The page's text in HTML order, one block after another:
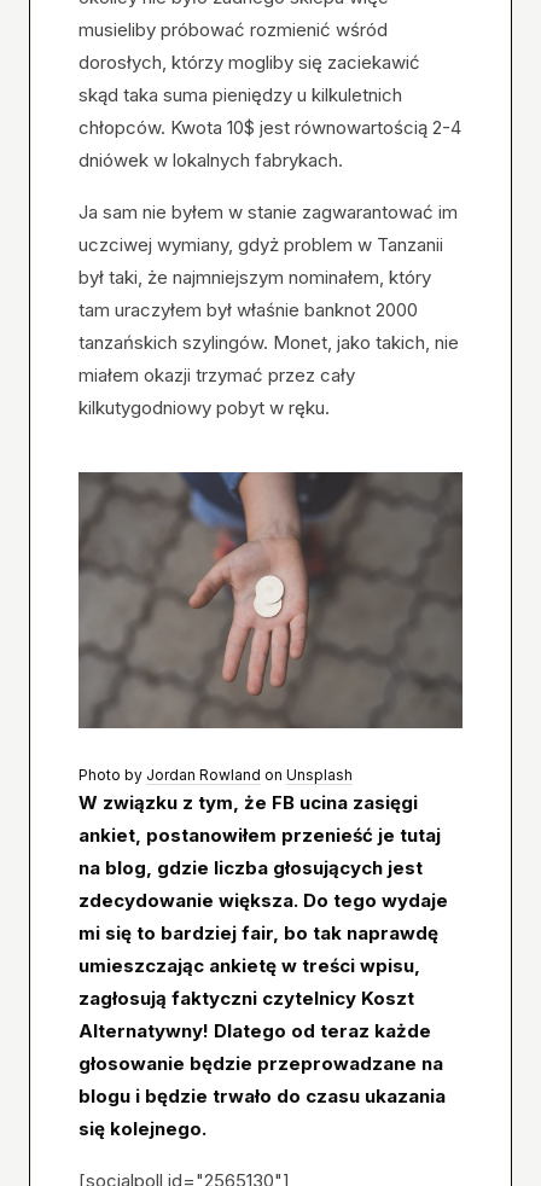
musieliby próbować rozmienić wśród
dorosłych, którzy mogliby się zaciekawić
skąd taka suma pieniędzy u kilkuletnich
chłopców. Kwota 10$ jest równowartością 2-4
dniówek w lokalnych fabrykach.
Ja sam nie byłem w stanie zagwarantować im
uczciwej wymiany, gdyż problem w Tanzanii
był taki, że najmniejszym nominałem, który
tam uraczyłem był właśnie banknot 2000
tanzańskich szylingów. Monet, jako takich, nie
miałem okazji trzymać przez cały
kilkutygodniowy pobyt w ręku.
Photo by Jordan Rowland on Unsplash
W związku z tym, że FB ucina zasięgi
ankiet, postanowiłem przenieść je tutaj
na blog, gdzie liczba głosujących jest
zdecydowanie większa. Do tego wydaje
mi się to bardziej fair, bo tak naprawdę
umieszczając ankietę w treści wpisu,
zagłosują faktyczni czytelnicy Koszt
Alternatywny! Dlatego od teraz każde
głosowanie będzie przeprowadzane na
blogu i będzie trwało do czasu ukazania
się kolejnego.
[socialpoll id="2565130"]